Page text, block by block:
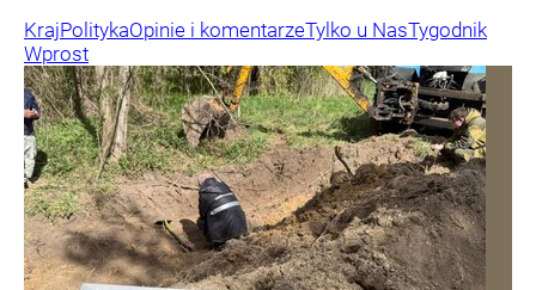
KrajPolitykaOpinie i komentarzeTylko u NasTygodnik
Wprost